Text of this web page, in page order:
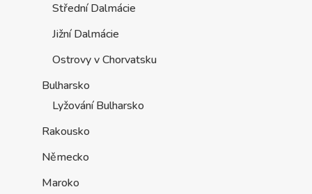
Střední Dalmácie
Jižní Dalmácie
Ostrovy v Chorvatsku
Bulharsko
Lyžování Bulharsko
Rakousko
Německo
Maroko